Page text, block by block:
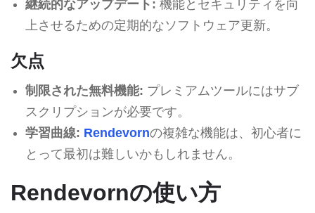
継続的なアップデート: 機能とセキュリティを向
上させるための定期的なソフトウェア更新。
欠点
制限された無料機能: プレミアムツールにはサブ
スクリプションが必要です。
学習曲線: Rendevornの複雑な機能は、初心者に
とって最初は難しいかもしれません。
Rendevornの使い方